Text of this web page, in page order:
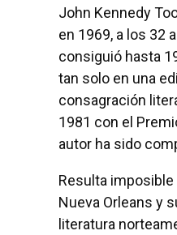
John Kennedy
en 1969, a los 32
consiguió hasta
tan solo en una
consagración
1981 con el
autor ha sido
Resulta
Nueva Orleans y
literatura